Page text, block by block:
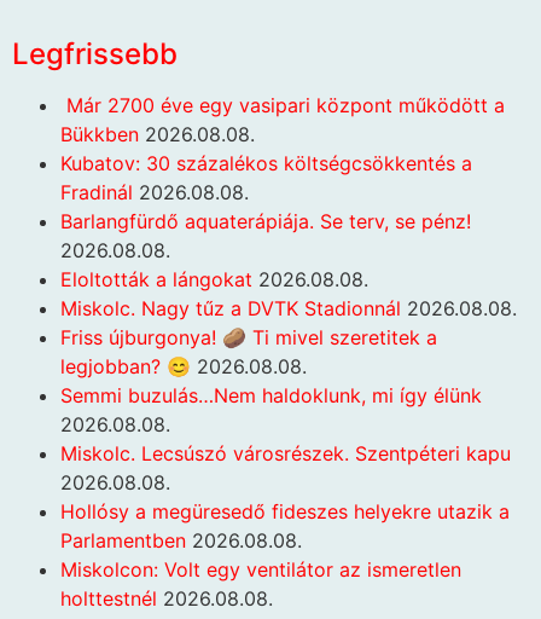
Legfrissebb
Már 2700 éve egy vasipari központ működött a
Bükkben 2026.08.08.
Kubatov: 30 százalékos költségcsökkentés a
Fradinál 2026.08.08.
Barlangfürdő aquaterápiája. Se terv, se pénz!
2026.08.08.
Eloltották a lángokat 2026.08.08.
Miskolc. Nagy tűz a DVTK Stadionnál 2026.08.08.
Friss újburgonya! 🥔 Ti mivel szeretitek a
legjobban? 😊 2026.08.08.
Semmi buzulás…Nem haldoklunk, mi így élünk
2026.08.08.
Miskolc. Lecsúszó városrészek. Szentpéteri kapu
2026.08.08.
Hollósy a megüresedő fideszes helyekre utazik a
Parlamentben 2026.08.08.
Miskolcon: Volt egy ventilátor az ismeretlen
holttestnél 2026.08.08.